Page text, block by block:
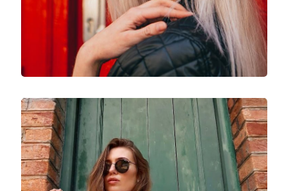
Βάρος:
115 γρ
Ρυθμιζόμενα μαξιλάρια μύτης:
Ναι
Εύκαμπτη άρθρωση:
Όχι
Αξεσουάρ
Παρέχονται με θήκη:
Ναι
Πανί καθαρισμού:
Ναι
Άλλα
Τύπος:
Unisex